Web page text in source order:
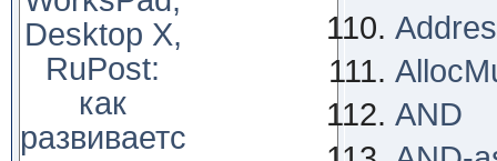
Desktop X,
RuPost:
как
развивается
AND